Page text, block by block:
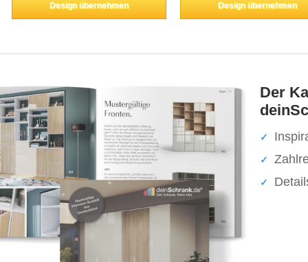
Design übernehmen Design übernehmen
Der